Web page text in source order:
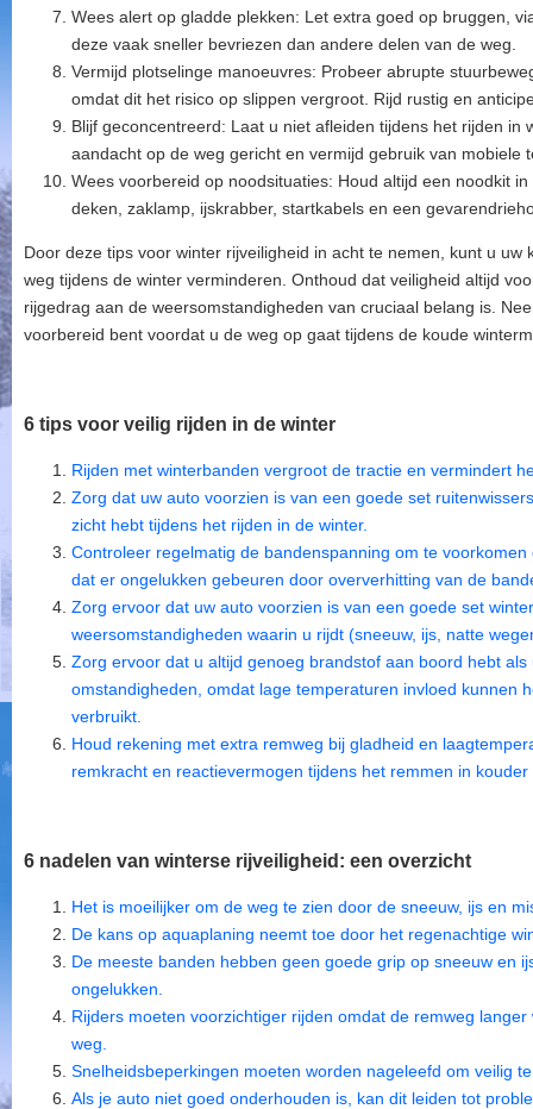
Wees alert op gladde plekken: Let extra goed op bruggen,
deze vaak sneller bevriezen dan andere delen van de weg.
Vermijd plotselinge manoeuvres: Probeer abrupte
omdat dit het risico op slippen vergroot. Rijd rustig en
Blijf geconcentreerd: Laat u niet afleiden tijdens het rijden in
aandacht op de weg gericht en vermijd gebruik van mobiele
Wees voorbereid op noodsituaties: Houd altijd een noodkit
deken, zaklamp, ijskrabber, startkabels en een
Door deze tips voor winter rijveiligheid in acht te nemen, kunt u
weg tijdens de winter verminderen. Onthoud dat veiligheid altijd
rijgedrag aan de weersomstandigheden van cruciaal belang is.
voorbereid bent voordat u de weg op gaat tijdens de koude
6 tips voor veilig rijden in de winter
Rijden met winterbanden vergroot de tractie en vermindert
Zorg dat uw auto voorzien is van een goede set
zicht hebt tijdens het rijden in de winter.
Controleer regelmatig de bandenspanning om te
dat er ongelukken gebeuren door oververhitting van de
Zorg ervoor dat uw auto voorzien is van een goede set
weersomstandigheden waarin u rijdt (sneeuw, ijs, natte
Zorg ervoor dat u altijd genoeg brandstof aan boord hebt
omstandigheden, omdat lage temperaturen invloed kunnen
verbruikt.
Houd rekening met extra remweg bij gladheid en
remkracht en reactievermogen tijdens het remmen in kouder
6 nadelen van winterse rijveiligheid: een overzicht
Het is moeilijker om de weg te zien door de sneeuw, ijs en
De kans op aquaplaning neemt toe door het regenachtige
De meeste banden hebben geen goede grip op sneeuw en
ongelukken.
Rijders moeten voorzichtiger rijden omdat de remweg
weg.
Snelheidsbeperkingen moeten worden nageleefd om veilig
Als je auto niet goed onderhouden is, kan dit leiden tot